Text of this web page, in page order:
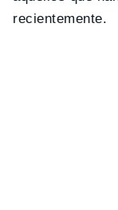
recientemente.